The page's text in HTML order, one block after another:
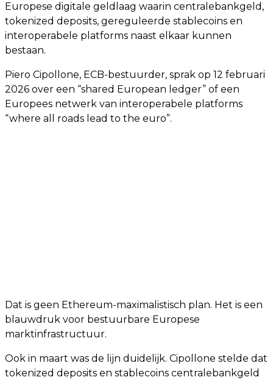
Europese digitale geldlaag waarin centralebankgeld,
tokenized deposits, gereguleerde stablecoins en
interoperabele platforms naast elkaar kunnen
bestaan.
Piero Cipollone, ECB-bestuurder, sprak op 12 februari
2026 over een “shared European ledger” of een
Europees netwerk van interoperabele platforms
“where all roads lead to the euro”.
Dat is geen Ethereum-maximalistisch plan. Het is een
blauwdruk voor bestuurbare Europese
marktinfrastructuur.
Ook in maart was de lijn duidelijk. Cipollone stelde dat
tokenized deposits en stablecoins centralebankgeld